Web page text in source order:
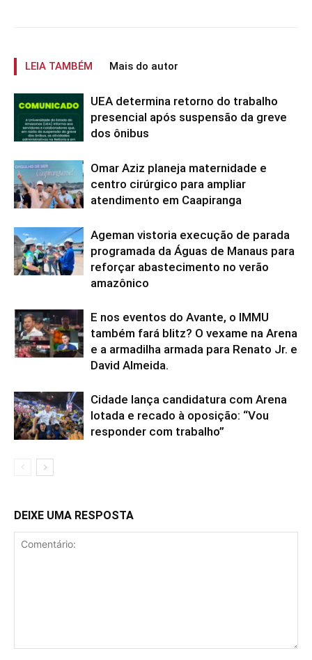
LEIA TAMBÉM Mais do autor
UEA determina retorno do trabalho
presencial após suspensão da greve
dos ônibus
Omar Aziz planeja maternidade e
centro cirúrgico para ampliar
atendimento em Caapiranga
Ageman vistoria execução de parada
programada da Águas de Manaus para
reforçar abastecimento no verão
amazônico
E nos eventos do Avante, o IMMU
também fará blitz? O vexame na Arena
e a armadilha armada para Renato Jr. e
David Almeida.
Cidade lança candidatura com Arena
lotada e recado à oposição: “Vou
responder com trabalho”
DEIXE UMA RESPOSTA